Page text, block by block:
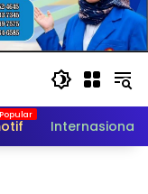
Internasional